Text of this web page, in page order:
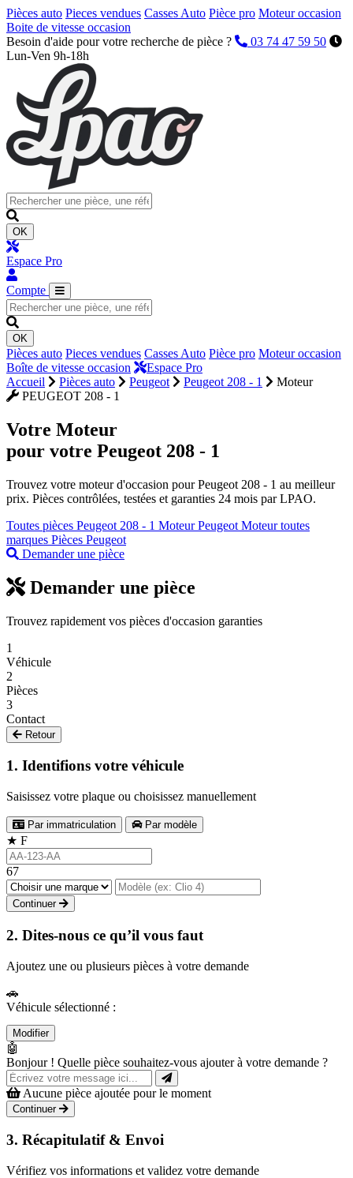
Pièces auto Pieces vendues Casses Auto Pièce pro Moteur occasion
Boite de vitesse occasion
Besoin d'aide pour votre recherche de pièce ?
03 74 47 59 50
Lun-Ven 9h-18h
OK
Espace Pro
Compte
OK
Pièces auto Pieces vendues Casses Auto Pièce pro Moteur occasion
Boîte de vitesse occasion
Espace Pro
Accueil
Pièces auto Peugeot Peugeot 208 - 1
Moteur
PEUGEOT 208 - 1
Votre Moteur
pour votre Peugeot 208 - 1
Trouvez votre moteur d'occasion pour Peugeot 208 - 1 au meilleur
prix. Pièces contrôlées, testées et garanties 24 mois par LPAO.
Toutes pièces Peugeot 208 - 1 Moteur Peugeot Moteur toutes
marques Pièces Peugeot
Demander une pièce
Demander une pièce
Trouvez rapidement vos pièces d'occasion garanties
1
Véhicule
2
Pièces
3
Contact
Retour
1. Identifions votre véhicule
Saisissez votre plaque ou choisissez manuellement
Par immatriculation Par modèle
★ F
67
Continuer
2. Dites-nous ce qu’il vous faut
Ajoutez une ou plusieurs pièces à votre demande
🚗
Véhicule sélectionné :
Modifier
🤖
Bonjour ! Quelle pièce souhaitez-vous ajouter à votre demande ?
Aucune pièce ajoutée pour le moment
Continuer
3. Récapitulatif & Envoi
Vérifiez vos informations et validez votre demande